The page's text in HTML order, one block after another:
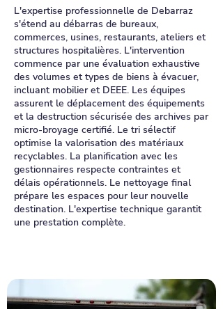
L'expertise professionnelle de Debarraz
s'étend au débarras de bureaux,
commerces, usines, restaurants, ateliers et
structures hospitalières. L'intervention
commence par une évaluation exhaustive
des volumes et types de biens à évacuer,
incluant mobilier et DEEE. Les équipes
assurent le déplacement des équipements
et la destruction sécurisée des archives par
micro-broyage certifié. Le tri sélectif
optimise la valorisation des matériaux
recyclables. La planification avec les
gestionnaires respecte contraintes et
délais opérationnels. Le nettoyage final
prépare les espaces pour leur nouvelle
destination. L'expertise technique garantit
une prestation complète.